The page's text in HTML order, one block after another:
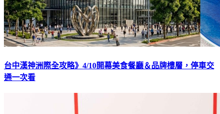
台中漢神洲際全攻略》4/10開幕美食餐廳＆品牌樓層，停車交
通一次看